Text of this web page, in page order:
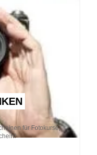
für Fotokurse,